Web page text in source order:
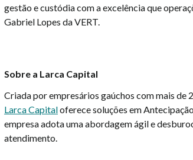
gestão e custódia com a excelência que
Gabriel Lopes da VERT.
Sobre a Larca Capital
Criada por empresários gaúchos com mais de
Larca Capitaloferece soluções em
empresa adota uma abordagem ágil e
atendimento.